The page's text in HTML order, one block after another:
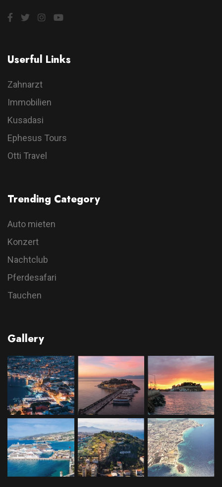
Userful Links
Zahnarzt
Immobilien
Kusadasi
Ephesus Tours
Otti Travel
Trending Category
Auto mieten
Konzert
Nachtclub
Pferdesafari
Tauchen
Gallery